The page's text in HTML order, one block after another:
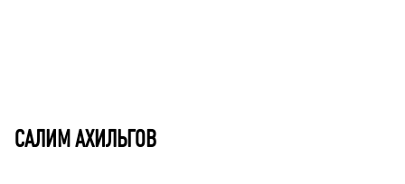
САЛИМ АХИЛЬГОВ